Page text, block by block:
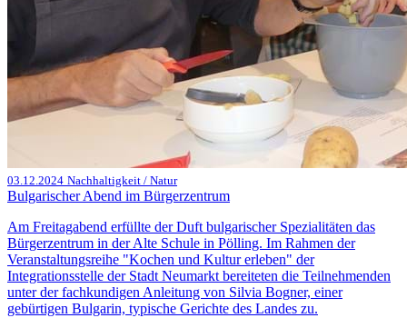
03.12.2024 Nachhaltigkeit / Natur
Bulgarischer Abend im Bürgerzentrum
Am Freitagabend erfüllte der Duft bulgarischer Spezialitäten das
Bürgerzentrum in der Alte Schule in Pölling. Im Rahmen der
Veranstaltungsreihe "Kochen und Kultur erleben" der
Integrationsstelle der Stadt Neumarkt bereiteten die Teilnehmenden
unter der fachkundigen Anleitung von Silvia Bogner, einer
gebürtigen Bulgarin, typische Gerichte des Landes zu.